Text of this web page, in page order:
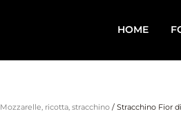
HOME
Mozzarelle, ricotta, stracchino / Stracchino Fior